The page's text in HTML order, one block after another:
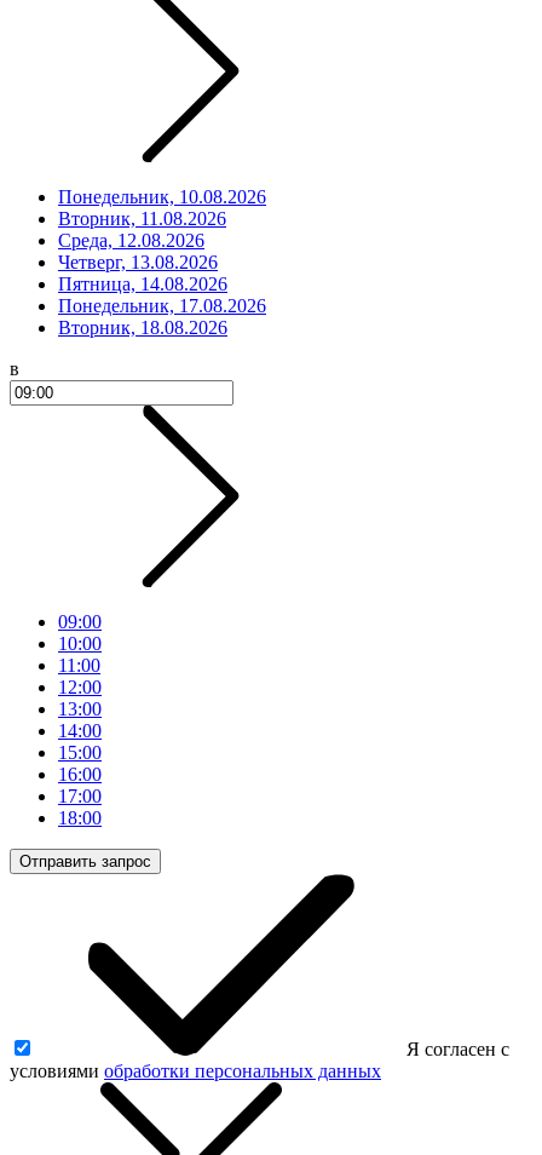
Понедельник, 10.08.2026
Вторник, 11.08.2026
Среда, 12.08.2026
Четверг, 13.08.2026
Пятница, 14.08.2026
Понедельник, 17.08.2026
Вторник, 18.08.2026
в
09:00
10:00
11:00
12:00
13:00
14:00
15:00
16:00
17:00
18:00
Отправить запрос
Я согласен с
условиями обработки персональных данных